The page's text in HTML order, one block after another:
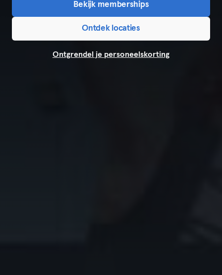
Bekijk memberships
Ontdek locaties
Ontgrendel je personeelskorting